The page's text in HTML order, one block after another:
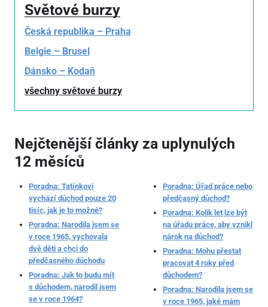
Světové burzy
Česká republika – Praha
Belgie – Brusel
Dánsko – Kodaň
všechny světové burzy
Nejčtenější články za uplynulých
12 měsíců
Poradna: Tatínkovi
vychází důchod pouze 20
tisíc, jak je to možné?
Poradna: Narodila jsem se
v roce 1965, vychovala
dvě děti a chci do
předčasného důchodu
Poradna: Jak to budu mít
s důchodem, narodil jsem
se v roce 1964?
Poradna: Úřad práce nebo
předčasný důchod?
Poradna: Kolik let lze být
na úřadu práce, aby vznikl
nárok na důchod?
Poradna: Mohu přestat
pracovat 4 roky před
důchodem?
Poradna: Narodila jsem se
v roce 1965, jaké mám